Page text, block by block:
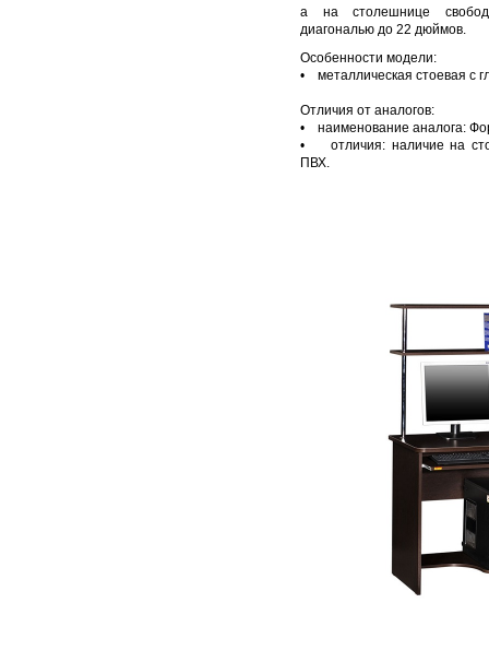
а на столешнице
диагональю до 22 дюймов.
Особенности модели:
• металлическая стоевая с
Отличия от аналогов:
• наименование аналога:
• отличия: наличие на
ПВХ.